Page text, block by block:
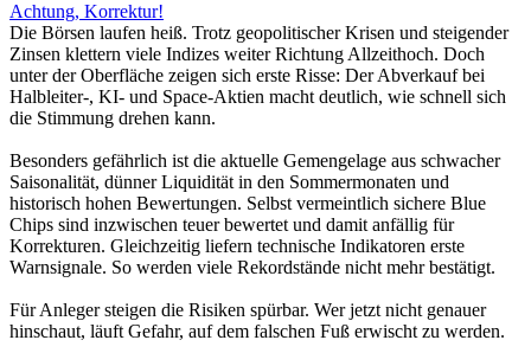
Achtung, Korrektur!
Die Börsen laufen heiß. Trotz geopolitischer Krisen und steigender
Zinsen klettern viele Indizes weiter Richtung Allzeithoch. Doch
unter der Oberfläche zeigen sich erste Risse: Der Abverkauf bei
Halbleiter-, KI- und Space-Aktien macht deutlich, wie schnell sich
die Stimmung drehen kann.
Besonders gefährlich ist die aktuelle Gemengelage aus schwacher
Saisonalität, dünner Liquidität in den Sommermonaten und
historisch hohen Bewertungen. Selbst vermeintlich sichere Blue
Chips sind inzwischen teuer bewertet und damit anfällig für
Korrekturen. Gleichzeitig liefern technische Indikatoren erste
Warnsignale. So werden viele Rekordstände nicht mehr bestätigt.
Für Anleger steigen die Risiken spürbar. Wer jetzt nicht genauer
hinschaut, läuft Gefahr, auf dem falschen Fuß erwischt zu werden.